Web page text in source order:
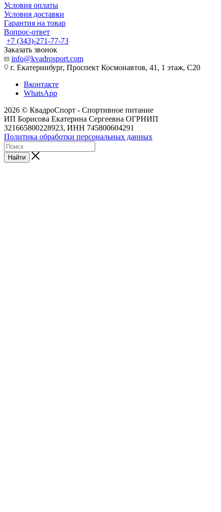
Условия оплаты
Условия доставки
Гарантия на товар
Вопрос-ответ
+7 (343)-271-77-73
Заказать звонок
info@kvadrosport.com
г. Екатеринбург, Проспект Космонавтов, 41, 1 этаж, С20
Вконтакте
WhatsApp
2026 © КвадроСпорт - Спортивное питание
ИП Борисова Екатерина Сергеевна ОГРНИП
321665800228923, ИНН 745800604291
Политика обработки персональных данных
Найти